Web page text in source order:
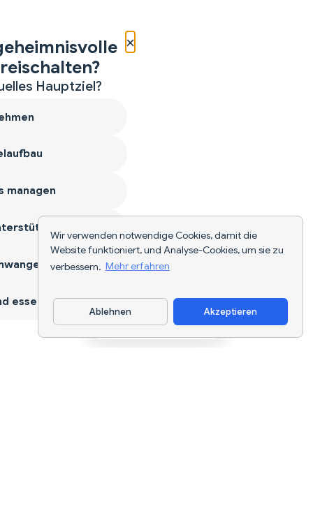
Wir verwenden notwendige Cookies, damit die
Website funktioniert, und Analyse-Cookies, um sie zu
verbessern. Mehr erfahren
Ablehnen Akzeptieren
App herunterladen
×
Hauptziel?
managen
essen